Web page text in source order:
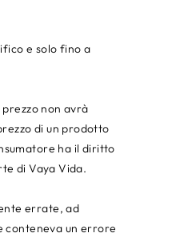
e solo fino a
non avrà
di un prodotto
ha il diritto
di Vaya Vida.
errate, ad
conteneva un errore